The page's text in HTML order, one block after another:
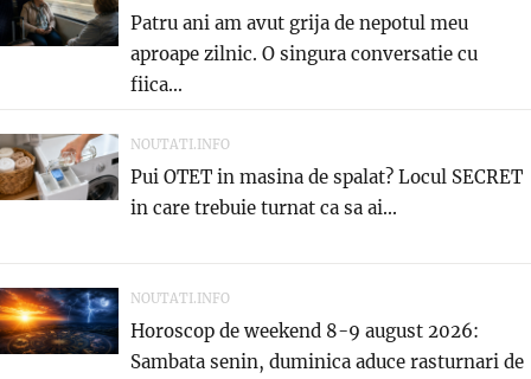
Patru ani am avut grija de nepotul meu
aproape zilnic. O singura conversatie cu
fiica...
NOUTATI.INFO
Pui OTET in masina de spalat? Locul SECRET
in care trebuie turnat ca sa ai...
NOUTATI.INFO
Horoscop de weekend 8-9 august 2026:
Sambata senin, duminica aduce rasturnari de